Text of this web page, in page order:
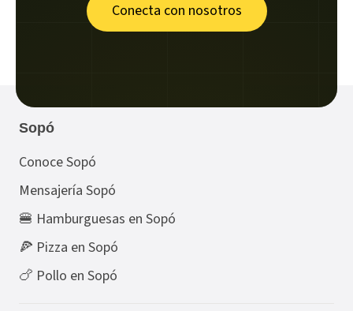
Conecta con nosotros
Sopó
Conoce Sopó
Mensajería Sopó
🍔 Hamburguesas en Sopó
🍕 Pizza en Sopó
🍗 Pollo en Sopó